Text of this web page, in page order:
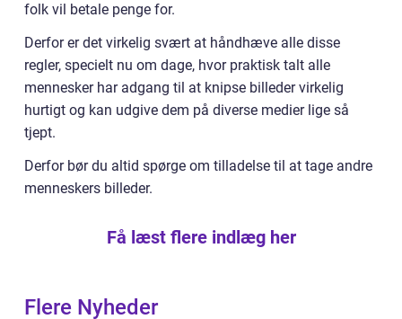
folk vil betale penge for.
Derfor er det virkelig svært at håndhæve alle disse
regler, specielt nu om dage, hvor praktisk talt alle
mennesker har adgang til at knipse billeder virkelig
hurtigt og kan udgive dem på diverse medier lige så
tjept.
Derfor bør du altid spørge om tilladelse til at tage andre
menneskers billeder.
Få læst flere indlæg her
Flere Nyheder